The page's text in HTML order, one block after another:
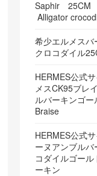
Saphir 25CM
Alligator
希少エルメス
クロコダイル
HERMES公式
メスCK95ブレ
ルバーキンゴ
Braise
HERMES公式
ーヌアンブル
コダイルゴー
ーキン